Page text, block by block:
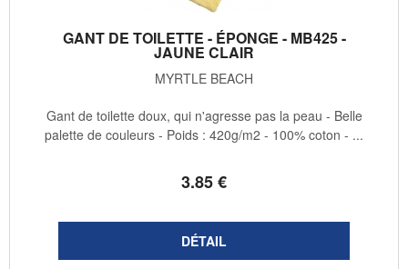
GANT DE TOILETTE - ÉPONGE - MB425 -
JAUNE CLAIR
MYRTLE BEACH
3.85€
Gant de toilette doux, qui n'agresse pas la peau - Belle
palette de couleurs - Poids : 420g/m2 - 100% coton - ...